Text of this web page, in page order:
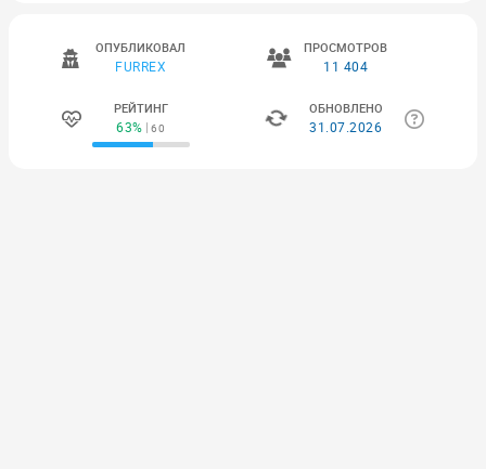
ОПУБЛИКОВАЛ
FURREX
ПРОСМОТРОВ
11 404
РЕЙТИНГ
63% 60
ОБНОВЛЕНО
31.07.2026